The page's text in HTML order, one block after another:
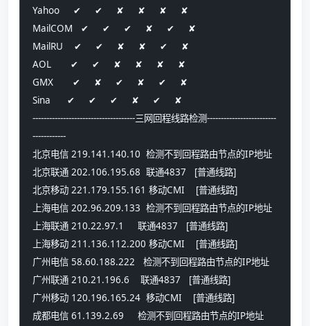
Yahoo     ✔     ✔     ✘     ✘     ✘     ✘
MailCOM   ✔     ✔     ✔     ✘     ✔     ✘
MailRU    ✔     ✔     ✘     ✘     ✔     ✘
AOL       ✔     ✔     ✘     ✘     ✘     ✘
GMX       ✔     ✘     ✔     ✘     ✔     ✘
Sina      ✔     ✔     ✔     ✘     ✔     ✘
-------------------------------------三网回程线路检测-------------------------
------------
北京电信 219.141.140.10  检测不到回程路由节点的IP地址
北京联通 202.106.195.68  联通4837   [普通线路]
北京移动 221.179.155.161 移动CMI    [普通线路]
上海电信 202.96.209.133  检测不到回程路由节点的IP地址
上海联通 210.22.97.1     联通4837   [普通线路]
上海移动 211.136.112.200 移动CMI    [普通线路]
广州电信 58.60.188.222   检测不到回程路由节点的IP地址
广州联通 210.21.196.6    联通4837   [普通线路]
广州移动 120.196.165.24  移动CMI    [普通线路]
成都电信 61.139.2.69     检测不到回程路由节点的IP地址